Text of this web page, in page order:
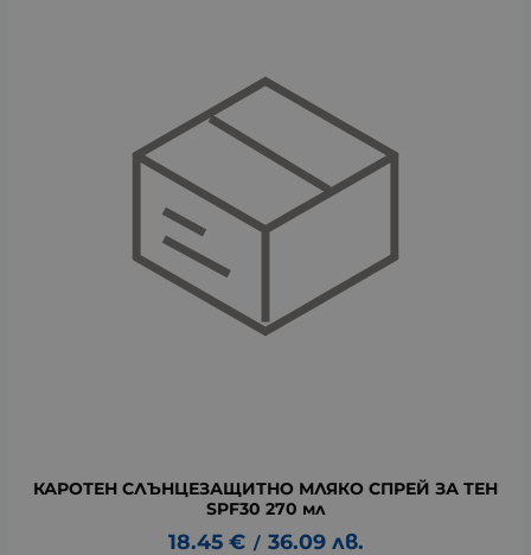
КАРОТЕН СЛЪНЦЕЗАЩИТНО МЛЯКО СПРЕЙ ЗА ТЕН
SPF30 270 мл
18.45 € / 36.09 лв.